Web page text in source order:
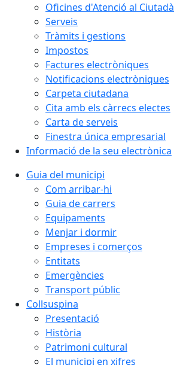
Oficines d'Atenció al Ciutadà
Serveis
Tràmits i gestions
Impostos
Factures electròniques
Notificacions electròniques
Carpeta ciutadana
Cita amb els càrrecs electes
Carta de serveis
Finestra única empresarial
Informació de la seu electrònica
Guia del municipi
Com arribar-hi
Guia de carrers
Equipaments
Menjar i dormir
Empreses i comerços
Entitats
Emergències
Transport públic
Collsuspina
Presentació
Història
Patrimoni cultural
El municipi en xifres